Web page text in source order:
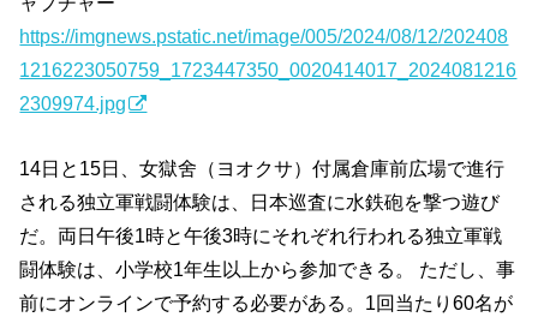
https://imgnews.pstatic.net/image/005/2024/08/12/202408
1216223050759_1723447350_0020414017_2024081216
2309974.jpg
14日と15日、女獄舍（ヨオクサ）付属倉庫前広場で進行
される独立軍戦闘体験は、日本巡査に水鉄砲を撃つ遊び
だ。両日午後1時と午後3時にそれぞれ行われる独立軍戦
闘体験は、小学校1年生以上から参加できる。 ただし、事
前にオンラインで予約する必要がある。1回当たり60名が